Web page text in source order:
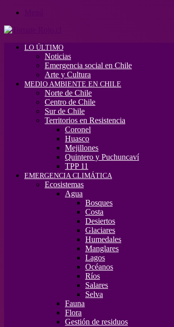
LO ÚLTIMO
Noticias
Emergencia social en Chile
Arte y Cultura
MEDIO AMBIENTE EN CHILE
Norte de Chile
Centro de Chile
Sur de Chile
Territorios en Resistencia
Coronel
Huasco
Mejillones
Quintero y Puchuncaví
TPP 11
EMERGENCIA CLIMÁTICA
Ecosistemas
Agua
Bosques
Costa
Desiertos
Glaciares
Humedales
Manglares
Lagos
Océanos
Ríos
Salares
Selva
Fauna
Flora
Gestión de residuos